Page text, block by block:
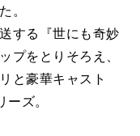
。
する『世にも奇妙
プをとりそろえ、
と豪華キャスト
ズ。